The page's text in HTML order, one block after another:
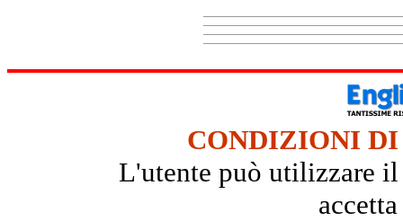
CONDIZIONI DI
L'utente può utilizzare il